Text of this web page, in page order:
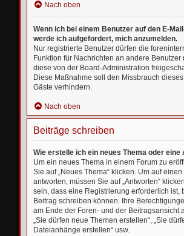
Nach oben
Wenn ich bei einem Benutzer auf den E-
werde ich aufgefordert, mich anzumelden.
Nur registrierte Benutzer dürfen die
Funktion für Nachrichten an andere Benutzer
diese von der Board-Administration
Diese Maßnahme soll den Missbrauch
Gäste verhindern.
Nach oben
Beiträge schreiben
Wie erstelle ich ein neues Thema oder eine
Um ein neues Thema in einem Forum zu
Sie auf „Neues Thema“ klicken. Um auf
antworten, müssen Sie auf „Antworten“
sein, dass eine Registrierung erforderlich ist,
Beitrag schreiben können. Ihre
am Ende der Foren- und der Beitragsansicht
„Sie dürfen neue Themen erstellen“, „Sie
Dateianhänge erstellen“ usw.